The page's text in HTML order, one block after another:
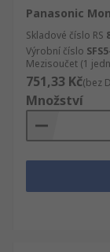
Panasonic
Skladové číslo RS
Výrobní číslo
Mezisoučet (1
751,33 Kč(bez
Množství